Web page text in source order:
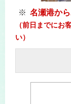
名瀬港か
（前日までにお
い）